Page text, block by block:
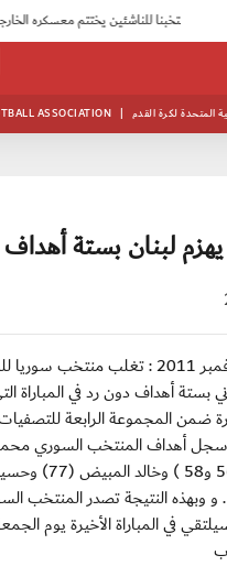
ASSOCIATION | المتحدة لكرة القدم
لبنان بستة أهداف
الفجيرة/ الأربعاء 2 نوفمبر 2011 : تغلب
بستة أهداف دون رد في المباراة
ضمن المجموعة الرابعة
آسيا 2012 , سجل أهداف المنتخب
حفيان (92) . و وبهذه النتيجة تصدر
في المباراة الأخيرة يوم